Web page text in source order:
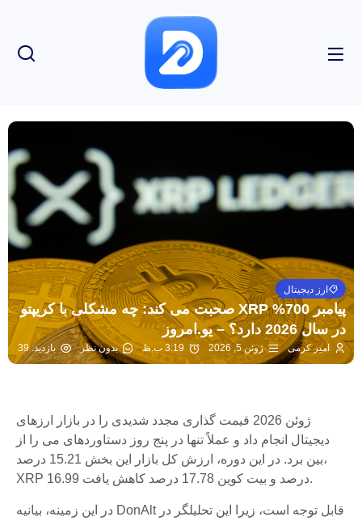
ارز دیجیتال
پیامبر 700% XRP صحبت می کند: چه مشکلی با کریپتو
در سال 2026 دارد؟ – یو.امروز
امیر کرمی ژوئن 5, 2026 3:19 ب.ظ بدون نظر بازدید: 39
ژوئن 2026 قیمت گذاری مجدد شدیدی را در بازار ارزهای
دیجیتال انجام داد و عملاً تنها در پنج روز دستاوردهای می را از
بین برد. در این دوره، ارزش کل بازار این بخش 15.21 درصد،
XRP 16.99 درصد و بیت کوین 17.78 درصد کاهش یافت.
در این زمینه، بیانیه DonAlt قابل توجه است، زیرا این تحلیلگر در